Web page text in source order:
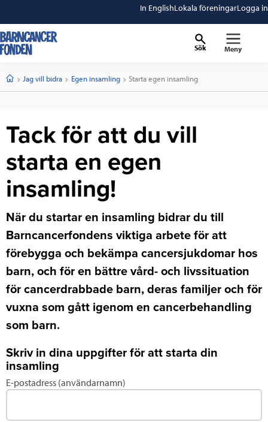
In EnglishLokala föreningarLogga in
Sök Meny
StartJag vill bidra Egen insamling Current:
Starta egen insamling
Tack för att du vill
starta en egen
insamling!
När du startar en insamling bidrar du till
Barncancerfondens viktiga arbete för att
förebygga och bekämpa cancersjukdomar hos
barn, och för en bättre vård- och livssituation
för cancerdrabbade barn, deras familjer och för
vuxna som gått igenom en cancerbehandling
som barn.
Skriv in dina uppgifter för att starta din
insamling
Fyll
E-postadress (användarnamn)